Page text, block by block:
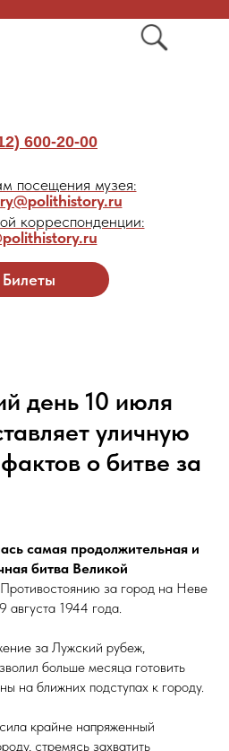
Билеты
600-20-00
посещения музея:
корреспонденции:
день 10 июля
уличную
о битве за
самая продолжительная и
битва Великой
Противостоянию за город на Неве
августа 1944 года.
за Лужский рубеж,
больше месяца готовить
на ближних подступах к городу.
крайне напряженный
стремясь захватить